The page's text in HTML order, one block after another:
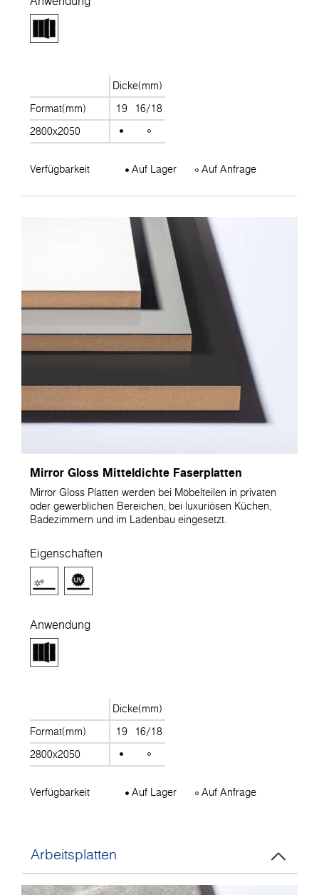
Dicke(mm)
Format(mm)
19
16/18
2800x2050
Verfügbarkeit Auf Lager Auf Anfrage
Mirror Gloss Mitteldichte Faserplatten
Mirror Gloss Platten werden bei Möbelteilen in privaten
oder gewerblichen Bereichen, bei luxuriösen Küchen,
Badezimmern und im Ladenbau eingesetzt.
Eigenschaften
Anwendung
Dicke(mm)
Format(mm)
19
16/18
2800x2050
Verfügbarkeit Auf Lager Auf Anfrage
Arbeitsplatten